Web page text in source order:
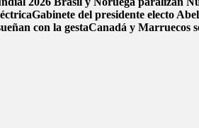
Gabinete del presidente electo
con la gestaCanadá y Marruecos